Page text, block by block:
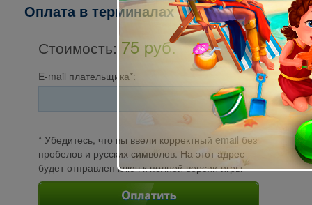
Оплата в терминалах "ПСКБ":
Стоимость: 75 pуб.
E-mail плательщика*:
* Убедитесь, что вы ввели корректный email без
пробелов и русских символов. На этот адрес
будет отправлен ключ к полной версии игры